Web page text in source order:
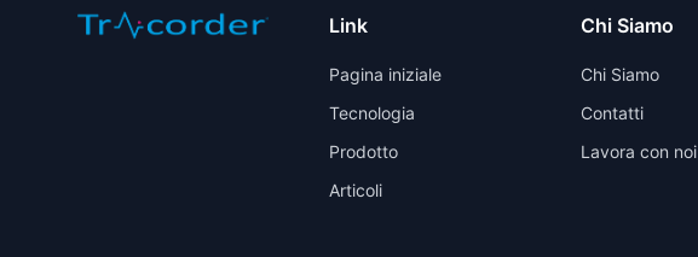
Link
Pagina iniziale
Tecnologia
Prodotto
Articoli
Chi Siamo
Chi Siamo
Contatti
Lavora con noi